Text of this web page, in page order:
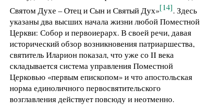
Святом Духе – Отец и Сын и Святый Дух»[14]. Здесь
указаны два высших начала жизни любой Поместной
Церкви: Собор и первоиерарх. В своей речи, давая
исторический обзор возникновения патриаршества,
святитель Иларион показал, что уже со II века
складывается система управления Поместной
Церковью «первым епископом» и что апостольская
норма единоличного первосвятительского
возглавления действует повсюду и неотменно.